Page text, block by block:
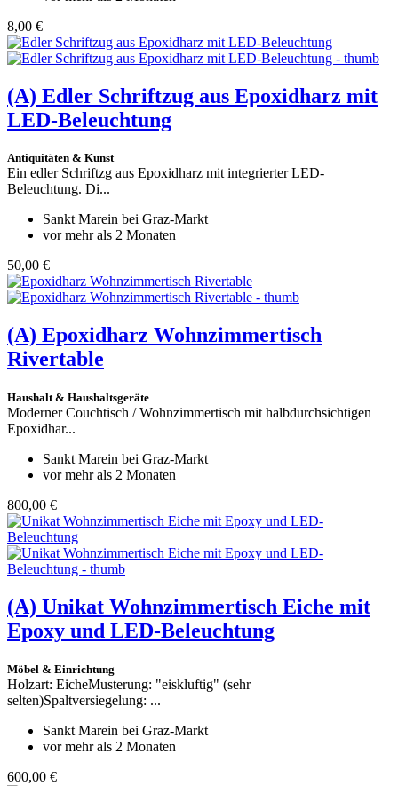
8,00 €
(A) Edler Schriftzug aus Epoxidharz mit
LED-Beleuchtung
Antiquitäten & Kunst
Ein edler Schriftzg aus Epoxidharz mit integrierter LED-
Beleuchtung. Di...
Sankt Marein bei Graz-Markt
vor mehr als 2 Monaten
50,00 €
(A) Epoxidharz Wohnzimmertisch
Rivertable
Haushalt & Haushaltsgeräte
Moderner Couchtisch / Wohnzimmertisch mit halbdurchsichtigen
Epoxidhar...
Sankt Marein bei Graz-Markt
vor mehr als 2 Monaten
800,00 €
(A) Unikat Wohnzimmertisch Eiche mit
Epoxy und LED-Beleuchtung
Möbel & Einrichtung
Holzart: EicheMusterung: "eiskluftig" (sehr
selten)Spaltversiegelung: ...
Sankt Marein bei Graz-Markt
vor mehr als 2 Monaten
600,00 €